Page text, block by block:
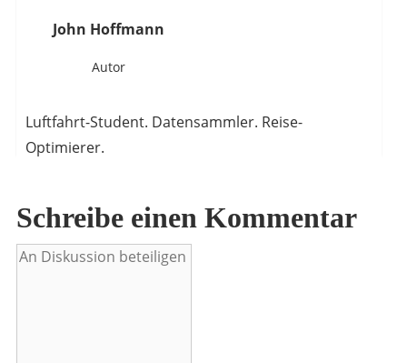
John Hoffmann
Autor
Luftfahrt-Student. Datensammler. Reise-
Optimierer.